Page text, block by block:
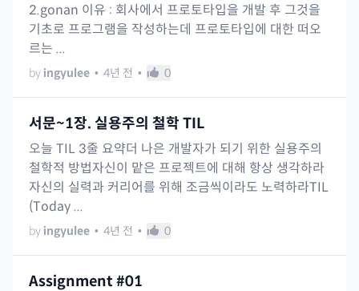
2.gonan 이유 : 회사에서 프로토타입을 개발 후 그것을
기초로 프로그램을 작성하는데 프로토타입에 대한 떠오
르는 ...
by ingyulee • 4년 전 • 0
서문~1장. 실용주의 철학 TIL
오늘 TIL 3줄 요약더 나은 개발자가 되기 위한 실용주의
철학적 방법자신이 맡은 프로젝트에 대해 항상 생각하라
자신의 실력과 커리어를 위해 조금씩이라도 노력하라TIL
(Today ...
by ingyulee • 4년 전 • 0
Assignment #01